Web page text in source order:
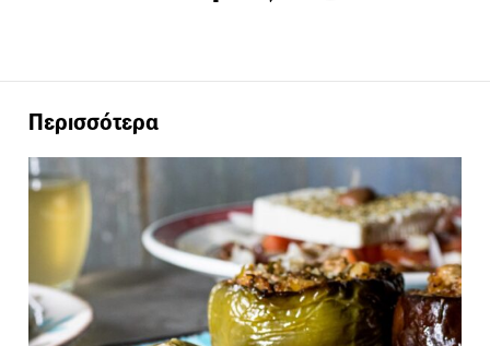
Περισσότερα